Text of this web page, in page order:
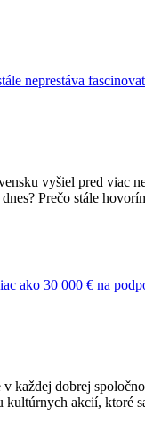
neprestáva
vyšiel pred viac
Prečo stále
ako 30 000 € na
každej dobrej
kultúrnych akcií,